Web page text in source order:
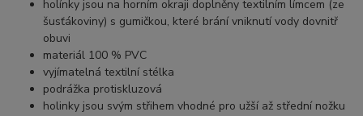
holínky jsou na horním okraji doplněny textilním límcem (ze
šusťákoviny) s gumičkou, které brání vniknutí vody dovnitř
obuvi
materiál 100 % PVC
vyjímatelná textilní stélka
podrážka protiskluzová
holinky jsou svým střihem vhodné pro užší až střední nožku